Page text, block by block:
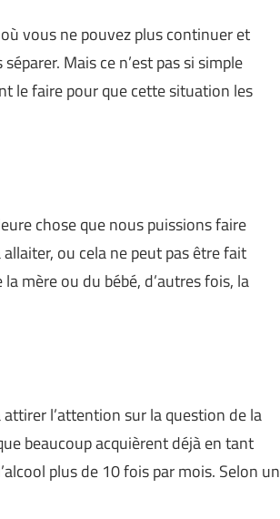
vous ne pouvez plus continuer et
Mais ce n’est pas si simple
le faire pour que cette situation les
chose que nous puissions faire
ou cela ne peut pas être fait
mère ou du bébé, d’autres fois, la
l’attention sur la question de la
beaucoup acquièrent déjà en tant
plus de 10 fois par mois. Selon un